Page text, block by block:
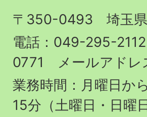
町
役
場
〒350-0493 埼玉県
電話：049-295-
0771 メールアドレ
業務時間：月曜日
15分（土曜日・日曜